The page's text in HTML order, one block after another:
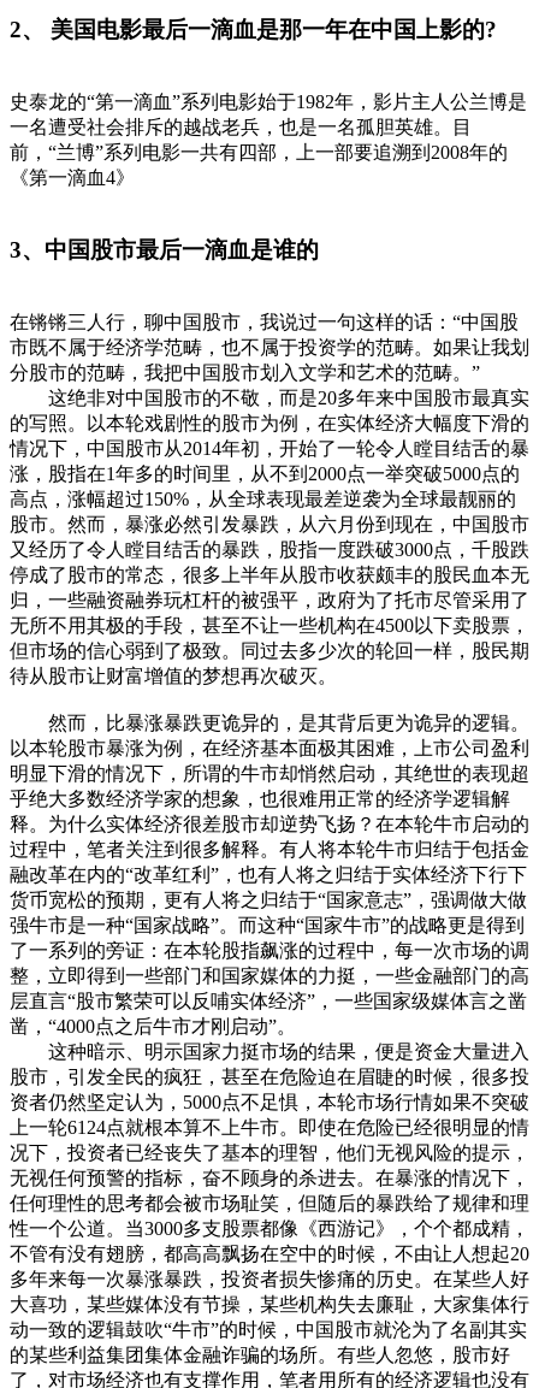
2、 美国电影最后一滴血是那一年在中国上影的?
史泰龙的“第一滴血”系列电影始于1982年，影片主人公兰博是
一名遭受社会排斥的越战老兵，也是一名孤胆英雄。目
前，“兰博”系列电影一共有四部，上一部要追溯到2008年的
《第一滴血4》
3、中国股市最后一滴血是谁的
在锵锵三人行，聊中国股市，我说过一句这样的话：“中国股
市既不属于经济学范畴，也不属于投资学的范畴。如果让我划
分股市的范畴，我把中国股市划入文学和艺术的范畴。”
这绝非对中国股市的不敬，而是20多年来中国股市最真实
的写照。以本轮戏剧性的股市为例，在实体经济大幅度下滑的
情况下，中国股市从2014年初，开始了一轮令人瞠目结舌的暴
涨，股指在1年多的时间里，从不到2000点一举突破5000点的
高点，涨幅超过150%，从全球表现最差逆袭为全球最靓丽的
股市。然而，暴涨必然引发暴跌，从六月份到现在，中国股市
又经历了令人瞠目结舌的暴跌，股指一度跌破3000点，千股跌
停成了股市的常态，很多上半年从股市收获颇丰的股民血本无
归，一些融资融券玩杠杆的被强平，政府为了托市尽管采用了
无所不用其极的手段，甚至不让一些机构在4500以下卖股票，
但市场的信心弱到了极致。同过去多少次的轮回一样，股民期
待从股市让财富增值的梦想再次破灭。
然而，比暴涨暴跌更诡异的，是其背后更为诡异的逻辑。
以本轮股市暴涨为例，在经济基本面极其困难，上市公司盈利
明显下滑的情况下，所谓的牛市却悄然启动，其绝世的表现超
乎绝大多数经济学家的想象，也很难用正常的经济学逻辑解
释。为什么实体经济很差股市却逆势飞扬？在本轮牛市启动的
过程中，笔者关注到很多解释。有人将本轮牛市归结于包括金
融改革在内的“改革红利”，也有人将之归结于实体经济下行下
货币宽松的预期，更有人将之归结于“国家意志”，强调做大做
强牛市是一种“国家战略”。而这种“国家牛市”的战略更是得到
了一系列的旁证：在本轮股指飙涨的过程中，每一次市场的调
整，立即得到一些部门和国家媒体的力挺，一些金融部门的高
层直言“股市繁荣可以反哺实体经济”，一些国家级媒体言之凿
凿，“4000点之后牛市才刚启动”。
这种暗示、明示国家力挺市场的结果，便是资金大量进入
股市，引发全民的疯狂，甚至在危险迫在眉睫的时候，很多投
资者仍然坚定认为，5000点不足惧，本轮市场行情如果不突破
上一轮6124点就根本算不上牛市。即使在危险已经很明显的情
况下，投资者已经丧失了基本的理智，他们无视风险的提示，
无视任何预警的指标，奋不顾身的杀进去。在暴涨的情况下，
任何理性的思考都会被市场耻笑，但随后的暴跌给了规律和理
性一个公道。当3000多支股票都像《西游记》，个个都成精，
不管有没有翅膀，都高高飘扬在空中的时候，不由让人想起20
多年来每一次暴涨暴跌，投资者损失惨痛的历史。在某些人好
大喜功，某些媒体没有节操，某些机构失去廉耻，大家集体行
动一致的逻辑鼓吹“牛市”的时候，中国股市就沦为了名副其实
的某些利益集团集体金融诈骗的场所。有些人忽悠，股市好
了，对市场经济也有支撑作用，笔者用所有的经济逻辑也没有